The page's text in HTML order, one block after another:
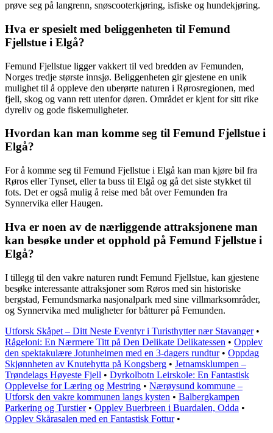
prøve seg på langrenn, snøscooterkjøring, isfiske og hundekjøring.
Hva er spesielt med beliggenheten til Femund
Fjellstue i Elgå?
Femund Fjellstue ligger vakkert til ved bredden av Femunden,
Norges tredje største innsjø. Beliggenheten gir gjestene en unik
mulighet til å oppleve den uberørte naturen i Rørosregionen, med
fjell, skog og vann rett utenfor døren. Området er kjent for sitt rike
dyreliv og gode fiskemuligheter.
Hvordan kan man komme seg til Femund Fjellstue i
Elgå?
For å komme seg til Femund Fjellstue i Elgå kan man kjøre bil fra
Røros eller Tynset, eller ta buss til Elgå og gå det siste stykket til
fots. Det er også mulig å reise med båt over Femunden fra
Synnervika eller Haugen.
Hva er noen av de nærliggende attraksjonene man
kan besøke under et opphold på Femund Fjellstue i
Elgå?
I tillegg til den vakre naturen rundt Femund Fjellstue, kan gjestene
besøke interessante attraksjoner som Røros med sin historiske
bergstad, Femundsmarka nasjonalpark med sine villmarksområder,
og Synnervika med muligheter for båtturer på Femunden.
Utforsk Skåpet – Ditt Neste Eventyr i Turisthytter nær Stavanger•
Rågeloni: En Nærmere Titt på Den Delikate Delikatessen • Opplev
den spektakulære Jotunheimen med en 3-dagers rundtur• Oppdag
Skjønnheten av Knutehytta på Kongsberg • Jetnamsklumpen –
Trøndelags Høyeste Fjell • Dyrkolbotn Leirskole: En Fantastisk
Opplevelse for Læring og Mestring • Nærøysund kommune –
Utforsk den vakre kommunen langs kysten • Balbergkampen
Parkering og Turstier• Opplev Buerbreen i Buardalen, Odda •
Opplev Skårasalen med en Fantastisk Fottur•